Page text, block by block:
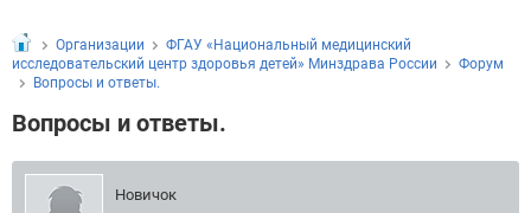
Организации
ФГАУ «Национальный медицинский
исследовательский центр здоровья детей» Минздрава России
Форум
Вопросы и ответы.
Вопросы и ответы.
Новичок